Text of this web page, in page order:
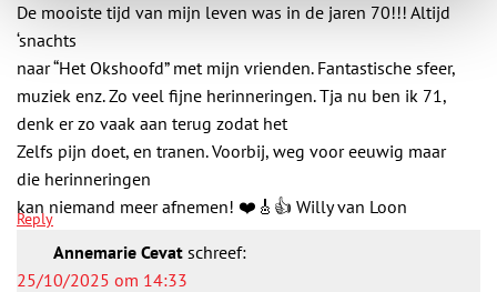
De mooiste tijd van mijn leven was in de jaren 70!!! Altijd
‘snachts
naar “Het Okshoofd” met mijn vrienden. Fantastische sfeer,
muziek enz. Zo veel fijne herinneringen. Tja nu ben ik 71,
denk er zo vaak aan terug zodat het
Zelfs pijn doet, en tranen. Voorbij, weg voor eeuwig maar
die herinneringen
kan niemand meer afnemen! ❤️🎸👍 Willy van Loon
Reply
Annemarie Cevat schreef:
25/10/2025 om 14:33